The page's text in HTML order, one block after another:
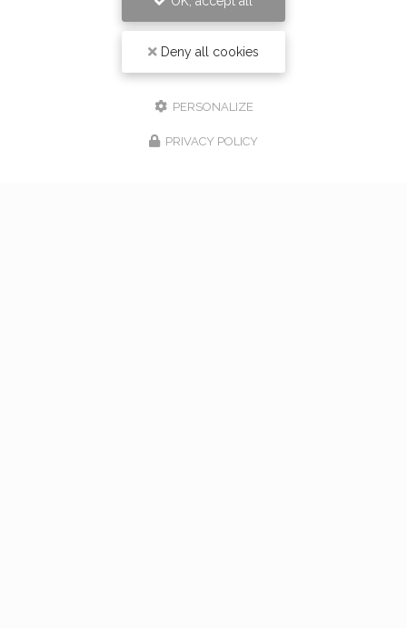
Alloin Fleurs, Vaugneray
17 Place du Marché, 69670 Vaugneray
Tel. 04 78 45 85 02
Deny all cookies
PERSONALIZE
PRIVACY POLICY